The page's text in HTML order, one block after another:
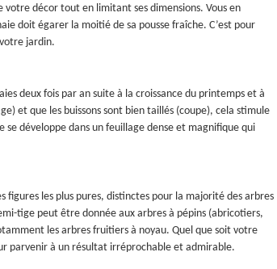
décor tout en limitant ses dimensions. Vous en
doit égarer la moitié de sa pousse fraîche. C’est pour
jardin.
deux fois par an suite à la croissance du printemps et à
et que les buissons sont bien taillés (coupe), cela stimule
développe dans un feuillage dense et magnifique qui
figures les plus pures, distinctes pour la majorité des arbres
tige peut être donnée aux arbres à pépins (abricotiers,
les arbres fruitiers à noyau. Quel que soit votre
parvenir à un résultat irréprochable et admirable.